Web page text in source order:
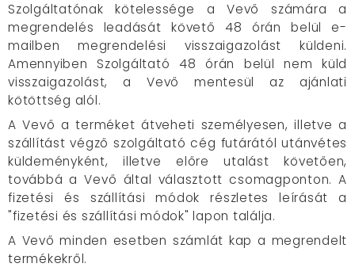
Szolgáltatónak kötelessége a Vevő számára a
megrendelés leadását követő 48 órán belül e-
mailben megrendelési visszaigazolást küldeni.
Amennyiben Szolgáltató 48 órán belül nem küld
visszaigazolást, a Vevő mentesül az ajánlati
kötöttség alól.
A Vevő a terméket átveheti személyesen, illetve a
szállítást végző szolgáltató cég futárától utánvétes
küldeményként, illetve előre utalást követően,
továbbá a Vevő által választott csomagponton. A
fizetési és szállítási módok részletes leírását a
"fizetési és szállítási módok" lapon találja.
A Vevő minden esetben számlát kap a megrendelt
termékekről.